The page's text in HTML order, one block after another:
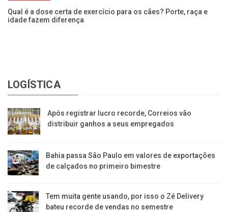
Qual é a dose certa de exercício para os cães? Porte, raça e
idade fazem diferença
LOGÍSTICA
Após registrar lucro recorde, Correios vão
distribuir ganhos a seus empregados
Bahia passa São Paulo em valores de exportações
de calçados no primeiro bimestre
Tem muita gente usando, por isso o Zé Delivery
bateu recorde de vendas no semestre